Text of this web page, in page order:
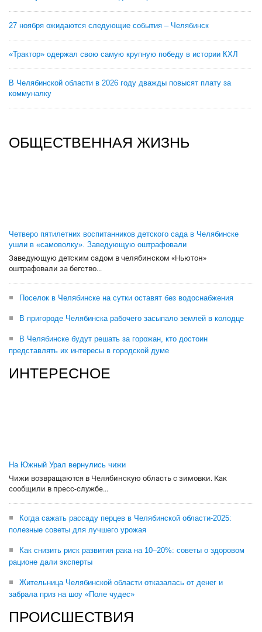
27 ноября ожидаются следующие события – Челябинск
«Трактор» одержал свою самую крупную победу в истории КХЛ
В Челябинской области в 2026 году дважды повысят плату за
коммуналку
ОБЩЕСТВЕННАЯ ЖИЗНЬ
Четверо пятилетних воспитанников детского сада в Челябинске
ушли в «самоволку». Заведующую оштрафовали
Заведующую детским садом в челябинском «Ньютон»
оштрафовали за бегство...
Поселок в Челябинске на сутки оставят без водоснабжения
В пригороде Челябинска рабочего засыпало землей в колодце
В Челябинске будут решать за горожан, кто достоин
представлять их интересы в городской думе
ИНТЕРЕСНОЕ
На Южный Урал вернулись чижи
Чижи возвращаются в Челябинскую область с зимовки. Как
сообщили в пресс-службе...
Когда сажать рассаду перцев в Челябинской области-2025:
полезные советы для лучшего урожая
Как снизить риск развития рака на 10–20%: советы о здоровом
рационе дали эксперты
Жительница Челябинской области отказалась от денег и
забрала приз на шоу «Поле чудес»
ПРОИСШЕСТВИЯ